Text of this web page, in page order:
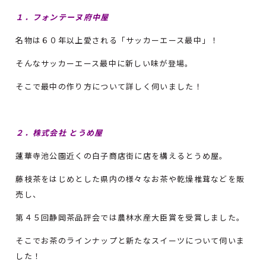
１．フォンテーヌ府中屋
名物は６０年以上愛される「サッカーエース最中」！
そんなサッカーエース最中に新しい味が登場。
そこで最中の作り方について詳しく伺いました！
２．株式会社 とうめ屋
蓮華寺池公園近くの白子商店街に店を構えるとうめ屋。
藤枝茶をはじめとした県内の様々なお茶や乾燥椎茸などを販
売し、
第４５回静岡茶品評会では農林水産大臣賞を受賞しました。
そこでお茶のラインナップと新たなスイーツについて伺いま
した！